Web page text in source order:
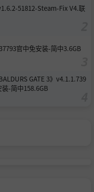
51812-Steam-Fix V4.联
官中免安装-简中3.6GB
GATE 3》v4.1.1.739
-简中158.6GB